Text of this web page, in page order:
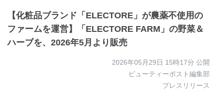
【化粧品ブランド「ELECTORE」が農薬不使用の
ファームを運営】「ELECTORE FARM」の野菜＆
ハーブを、2026年5月より販売
2026年05月29日 15時17分 公開
ビューティーポスト編集部
プレスリリース